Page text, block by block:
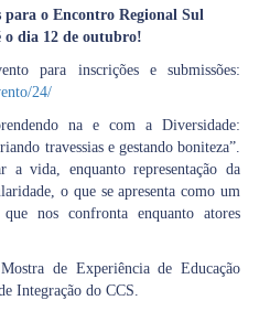
para o Encontro Regional Sul
o dia 12 de outubro!
para inscrições e submissões:
24/
na e com a Diversidade:
travessias e gestando boniteza”.
a vida, enquanto representação da
o que se apresenta como um
nos confronta enquanto atores
de Experiência de Educação
Integração do CCS.